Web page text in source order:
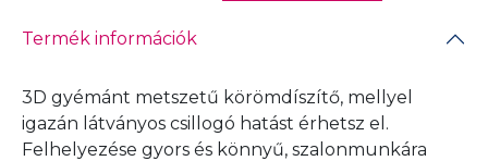
Termék információk
3D gyémánt metszetű körömdíszítő, mellyel
igazán látványos csillogó hatást érhetsz el.
Felhelyezése gyors és könnyű, szalonmunkára